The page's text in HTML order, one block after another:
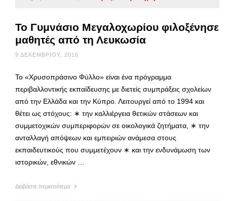
Το Γυμνάσιο Μεγαλοχωρίου φιλοξένησε
μαθητές από τη Λευκωσία
9 ΔΕΚΕΜΒΡΊΟΥ, 2016
Το «Χρυσοπράσινο Φύλλο» είναι ένα πρόγραμμα
περιβαλλοντικής εκπαίδευσης με διετείς συμπράξεις σχολείων
από την Ελλάδα και την Κύπρο. Λειτουργεί από το 1994 και
θέτει ως στόχους: ∗ την καλλιέργεια θετικών στάσεων και
συμμετοχικών συμπεριφορών σε οικολογικά ζητήματα, ∗ την
ανταλλαγή απόψεων και εμπειριών ανάμεσα στους
εκπαιδευτικούς που συμμετέχουν ∗ και την ενδυνάμωση των
ιστορικών, εθνικών …
Διαβάστε περισσότερα